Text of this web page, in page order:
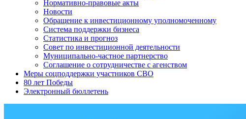
Нормативно-правовые акты
Новости
Обращение к инвестиционному уполномоченному
Система поддержки бизнеса
Статистика и прогноз
Совет по инвестиционной деятельности
Муниципально-частное партнерство
Соглашение о сотрудничестве с агенством
Меры соцподдержки участников СВО
80 лет Победы
Электронный бюллетень